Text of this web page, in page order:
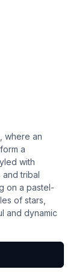
where an
a
with
and tribal
on a pastel-
of stars,
and dynamic